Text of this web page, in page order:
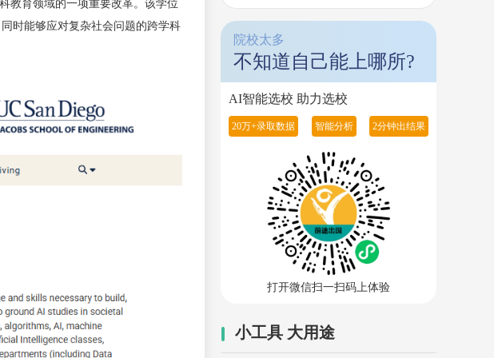
教育领域的一项重要改革。该学位
时能够应对复杂社会问题的跨学科
院校太多
不知道自己能上哪所?
AI智能选校 助力选校
20万+录取数据 智能分析 2分钟出结果
打开微信扫一扫码上体验
小工具 大用途